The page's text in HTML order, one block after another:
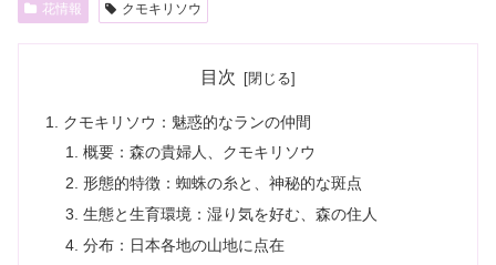
花情報 クモキリソウ
目次
クモキリソウ：魅惑的なランの仲間
概要：森の貴婦人、クモキリソウ
形態的特徴：蜘蛛の糸と、神秘的な斑点
生態と生育環境：湿り気を好む、森の住人
分布：日本各地の山地に点在